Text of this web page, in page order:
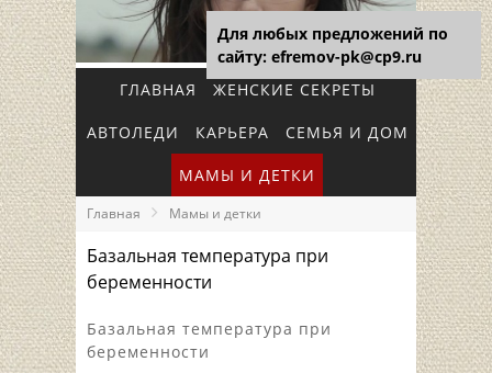
ГЛАВНАЯ ЖЕНСКИЕ СЕКРЕТЫ
АВТОЛЕДИ КАРЬЕРА СЕМЬЯ И ДОМ
МАМЫ И ДЕТКИ
Главная Мамы и детки
Базальная температура при
беременности
Базальная температура при
беременности
Для любых предложений по
сайту: efremov-pk@cp9.ru